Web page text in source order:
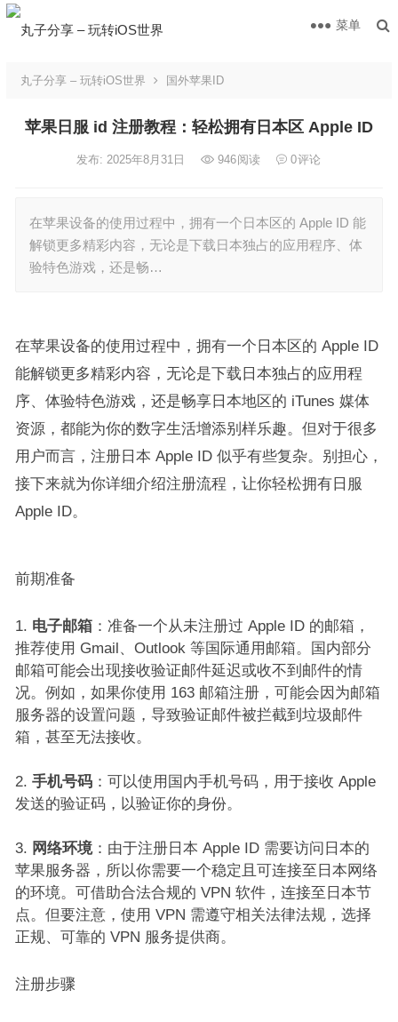
菜单
丸子分享 – 玩转iOS世界 国外苹果ID
苹果日服 id 注册教程：轻松拥有日本区 Apple ID
发布: 2025年8月31日 946阅读 0评论
在苹果设备的使用过程中，拥有一个日本区的 Apple ID 能
解锁更多精彩内容，无论是下载日本独占的应用程序、体
验特色游戏，还是畅…
在苹果设备的使用过程中，拥有一个日本区的 Apple ID
能解锁更多精彩内容，无论是下载日本独占的应用程
序、体验特色游戏，还是畅享日本地区的 iTunes 媒体
资源，都能为你的数字生活增添别样乐趣。但对于很多
用户而言，注册日本 Apple ID 似乎有些复杂。别担心，
接下来就为你详细介绍注册流程，让你轻松拥有日服
Apple ID。​
前期准备​
电子邮箱：准备一个从未注册过 Apple ID 的邮箱，
推荐使用 Gmail、Outlook 等国际通用邮箱。国内部分
邮箱可能会出现接收验证邮件延迟或收不到邮件的情
况。例如，如果你使用 163 邮箱注册，可能会因为邮箱
服务器的设置问题，导致验证邮件被拦截到垃圾邮件
箱，甚至无法接收。​
手机号码：可以使用国内手机号码，用于接收 Apple
发送的验证码，以验证你的身份。​
网络环境：由于注册日本 Apple ID 需要访问日本的
苹果服务器，所以你需要一个稳定且可连接至日本网络
的环境。可借助合法合规的 VPN 软件，连接至日本节
点。但要注意，使用 VPN 需遵守相关法律法规，选择
正规、可靠的 VPN 服务提供商。​
注册步骤​